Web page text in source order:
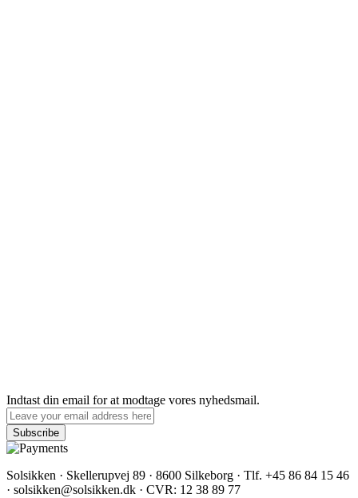
Indtast din email for at modtage vores nyhedsmail.
Solsikken · Skellerupvej 89 · 8600 Silkeborg · Tlf. +45 86 84 15 46
· solsikken@solsikken.dk · CVR: 12 38 89 77